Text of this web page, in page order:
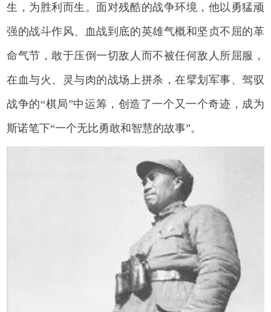
生，为胜利而生。面对残酷的战争环境，他以勇猛顽
强的战斗作风、血战到底的英雄气概和坚贞不屈的革
命气节，敢于压倒一切敌人而不被任何敌人所屈服，
在血与火、灵与肉的战场上拼杀，在擘划军事、驾驭
战争的“棋局”中运筹，创造了一个又一个奇迹，成为
斯诺笔下“一个无比勇敢和智慧的故事”。